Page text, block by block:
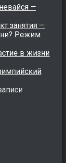
—
занятия —
Режим
в жизни